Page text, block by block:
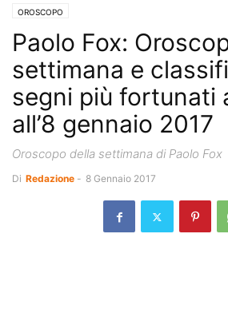
OROSCOPO
Paolo Fox:
settimana e
segni più fortunati
all’8 gennaio 2017
Oroscopo della settimana di Paolo Fox
Di Redazione - 8 Gennaio 2017